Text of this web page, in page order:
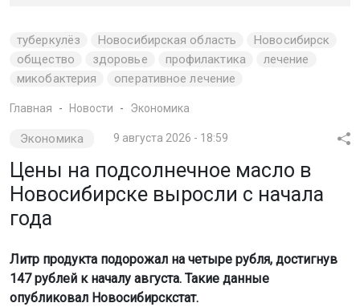
туберкулёз Новосибирская область
Новосибирск
общество
здоровье профилактика
лечение
микобактерия
оперативное лечение
Главная Новости Экономика
Экономика 9 августа 2026 - 18:59
Цены на подсолнечное масло в
Новосибирске выросли с начала
года
Литр продукта подорожал на четыре рубля, достигнув
147 рублей к началу августа. Такие данные
опубликовал Новосибирскстат.